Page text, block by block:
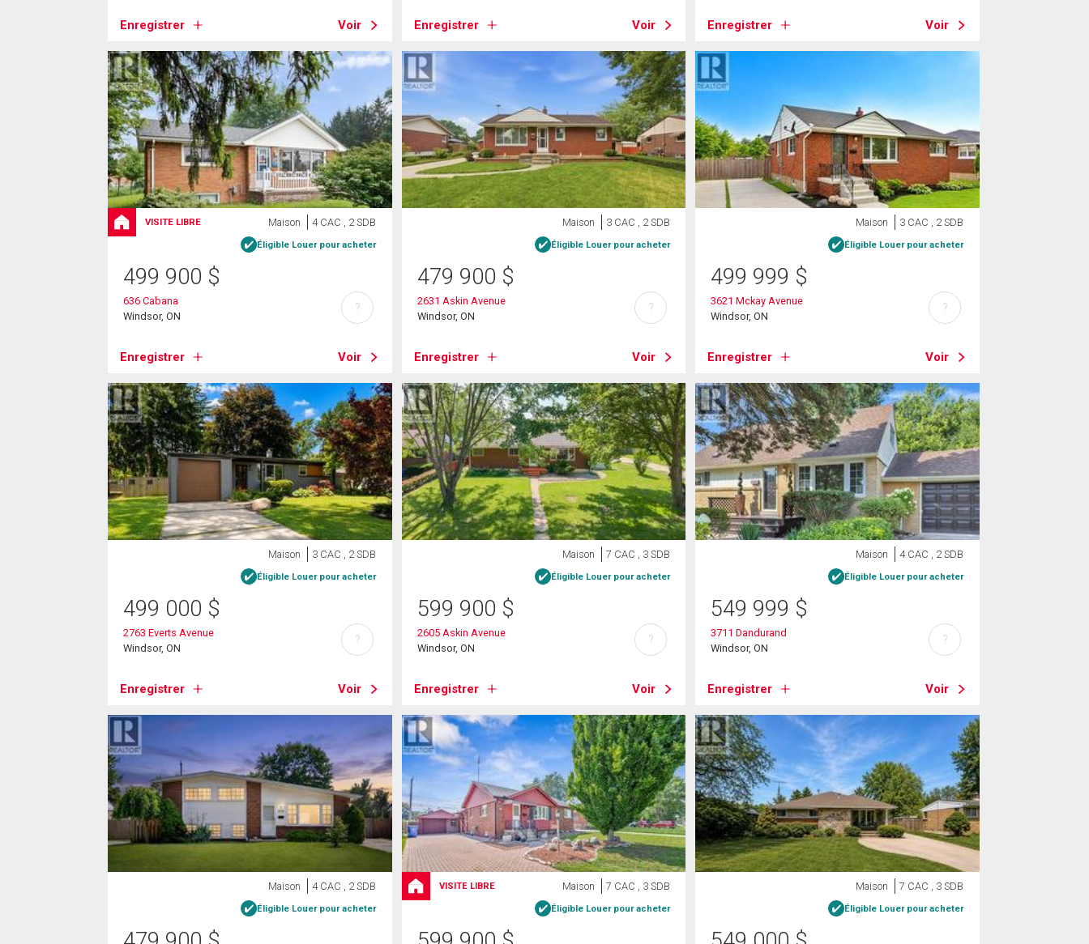
Enregistrer Voir Enregistrer Voir Enregistrer Voir
VISITE LIBRE Maison 4 CAC , 2 SDB
Éligible Louer pour acheter
499 900 $
636 Cabana
Windsor, ON
Enregistrer Voir
?
Maison 3 CAC , 2 SDB
Éligible Louer pour acheter
479 900 $
2631 Askin Avenue
Windsor, ON
Enregistrer Voir
?
Maison 3 CAC , 2 SDB
Éligible Louer pour acheter
499 999 $
3621 Mckay Avenue
Windsor, ON
Enregistrer Voir
?
Maison 3 CAC , 2 SDB
Éligible Louer pour acheter
499 000 $
2763 Everts Avenue
Windsor, ON
Enregistrer Voir
?
Maison 7 CAC , 3 SDB
Éligible Louer pour acheter
599 900 $
2605 Askin Avenue
Windsor, ON
Enregistrer Voir
?
Maison 4 CAC , 2 SDB
Éligible Louer pour acheter
549 999 $
3711 Dandurand
Windsor, ON
Enregistrer Voir
?
Maison 4 CAC , 2 SDB
Éligible Louer pour acheter
VISITE LIBRE Maison 7 CAC , 3 SDB
Éligible Louer pour acheter
Maison 7 CAC , 3 SDB
Éligible Louer pour acheter